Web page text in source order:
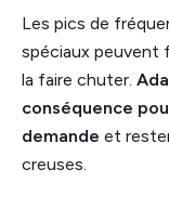
Les pics de
spéciaux peuvent
la faire chuter.
conséquence
demande et
creuses.